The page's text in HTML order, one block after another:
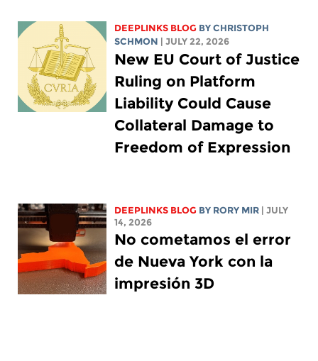
DEEPLINKS BLOG BYCHRISTOPH
SCHMON | JULY 22, 2026
New EU Court of Justice
Ruling on Platform
Liability Could Cause
Collateral Damage to
Freedom of Expression
DEEPLINKS BLOG BY RORY MIR | JULY
14, 2026
No cometamos el error
de Nueva York con la
impresión 3D